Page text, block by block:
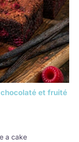
et fruité
a cake